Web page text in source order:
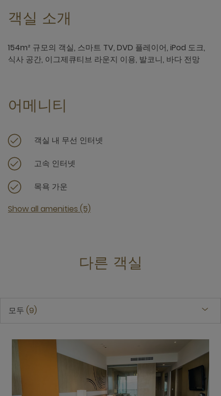
객실 소개
154m² 규모의 객실, 스마트 TV, DVD 플레이어, iPod 도크,
식사 공간, 이그제큐티브 라운지 이용, 발코니, 바다 전망
어메니티
객실 내 무선 인터넷
고속 인터넷
목욕 가운
Show all amenities (5)
다른 객실
모두 9